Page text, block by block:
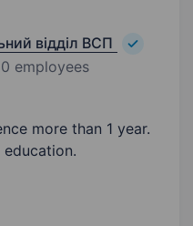
відділ ВСП
employees
more than 1 year.